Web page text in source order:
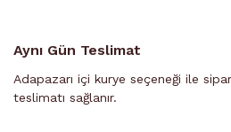
Aynı Gün Teslimat
Adapazarı içi kurye seçeneği ile
teslimatı sağlanır.